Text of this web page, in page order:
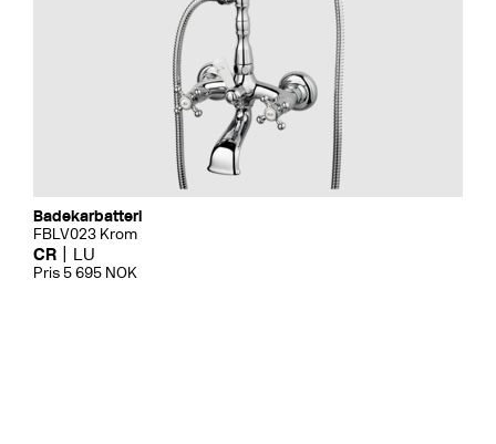
Badekarbatteri
FBLV023 Krom
CR LU
Pris 5 695 NOK